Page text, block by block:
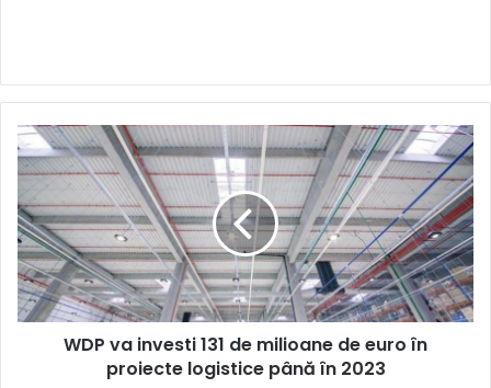
WDP
va
investi
131
de
milioane
de
euro
în
proiecteWDP va investi 131 de milioane de euro în
proiecte logistice până în 2023